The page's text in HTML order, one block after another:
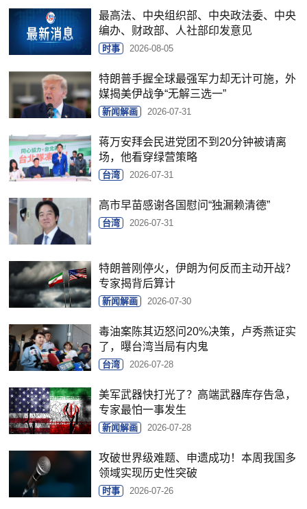
最高法、中央组织部、中央政法委、中央
编办、财政部、人社部印发意见
时事 2026-08-05
特朗普手握全球最强军力却无计可施，外
媒揭美伊战争“无解三选一”
新闻解画 2026-07-31
蒋万安拜会民进党团不到20分钟被请离
场，他看穿绿营策略
台湾 2026-07-31
高市早苗感谢各国慰问“独漏赖清德”
台湾 2026-07-31
特朗普刚停火，伊朗为何反而主动开战？
专家揭背后算计
新闻解画 2026-07-30
毒油案陈其迈怒问20%决策，卢秀燕证实
了，曝台湾当局有内鬼
台湾 2026-07-28
美军武器快打光了？高端武器库存告急，
专家最怕一事发生
新闻解画 2026-07-28
攻破世界级难题、申遗成功！本周我国多
领域实现历史性突破
时事 2026-07-26